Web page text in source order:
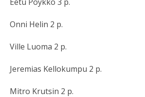
Onni Helin 2 p.
Ville Luoma 2 p.
Jeremias Kellokumpu 2 p.
Mitro Krutsin 2 p.